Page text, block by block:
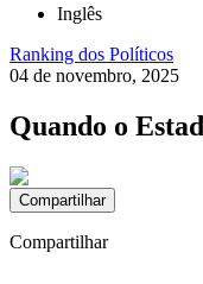
Inglês
Ranking dos Políticos
04 de novembro, 2025
Quando o
Compartilhar
Compartilhar